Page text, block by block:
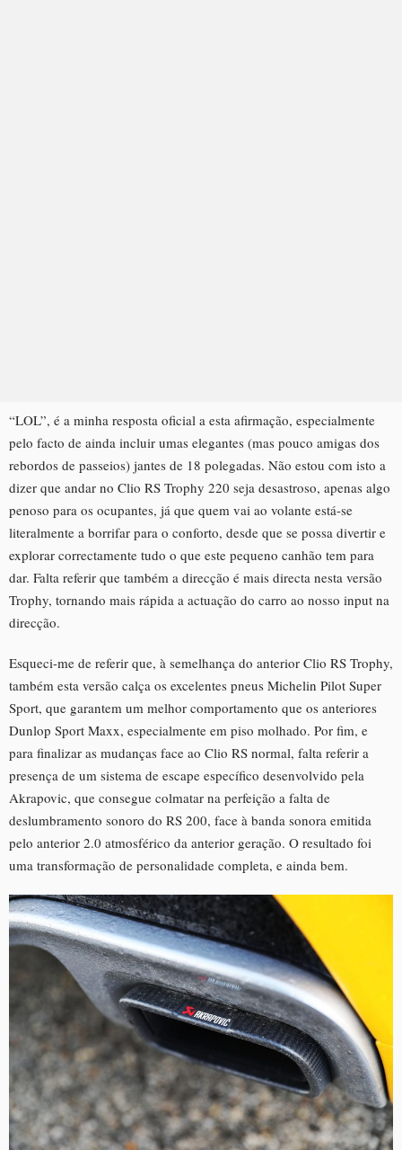
“LOL”, é a minha resposta oficial a esta afirmação, especialmente
pelo facto de ainda incluir umas elegantes (mas pouco amigas dos
rebordos de passeios) jantes de 18 polegadas. Não estou com isto a
dizer que andar no Clio RS Trophy 220 seja desastroso, apenas algo
penoso para os ocupantes, já que quem vai ao volante está-se
literalmente a borrifar para o conforto, desde que se possa divertir e
explorar correctamente tudo o que este pequeno canhão tem para
dar. Falta referir que também a direcção é mais directa nesta versão
Trophy, tornando mais rápida a actuação do carro ao nosso input na
direcção.
Esqueci-me de referir que, à semelhança do anterior Clio RS Trophy,
também esta versão calça os excelentes pneus Michelin Pilot Super
Sport, que garantem um melhor comportamento que os anteriores
Dunlop Sport Maxx, especialmente em piso molhado. Por fim, e
para finalizar as mudanças face ao Clio RS normal, falta referir a
presença de um sistema de escape específico desenvolvido pela
Akrapovic, que consegue colmatar na perfeição a falta de
deslumbramento sonoro do RS 200, face à banda sonora emitida
pelo anterior 2.0 atmosférico da anterior geração. O resultado foi
uma transformação de personalidade completa, e ainda bem.